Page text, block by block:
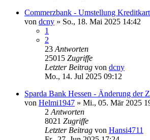
Commerzbank - Umstellung
von dcny » So., 18. Mai 2025 14:42
1
2
23 Antworten
25015 Zugriffe
Letzter Beitrag von dcny
Mo., 14. Jul 2025 09:12
Sparda Bank Hessen - Änderung der
von Helmi1947 » Mi., 05. Mär 2025
2 Antworten
8021 Zugriffe
Letzter Beitrag von Hansi4711